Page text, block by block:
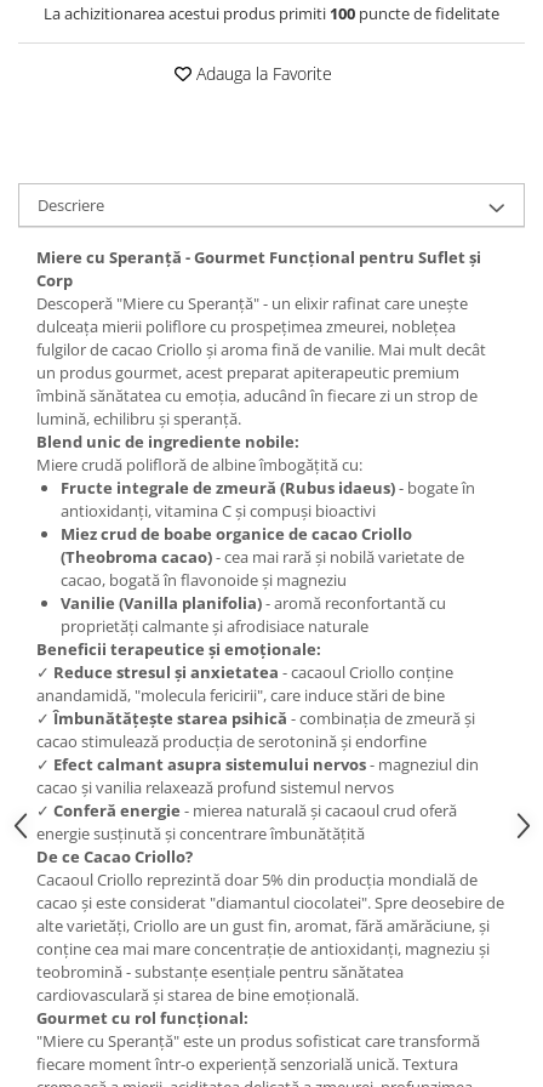
La achizitionarea acestui produs primiti 100 puncte de fidelitate
Adauga la Favorite
Descriere
Miere cu Speranță - Gourmet Funcțional pentru Suflet și
Corp
Descoperă "Miere cu Speranță" - un elixir rafinat care unește
dulceața mierii poliflore cu prospețimea zmeurei, noblețea
fulgilor de cacao Criollo și aroma fină de vanilie. Mai mult decât
un produs gourmet, acest preparat apiterapeutic premium
îmbină sănătatea cu emoția, aducând în fiecare zi un strop de
lumină, echilibru și speranță.
Blend unic de ingrediente nobile:
Miere crudă polifloră de albine îmbogățită cu:
Fructe integrale de zmeură (Rubus idaeus)- bogate în
antioxidanți, vitamina C și compuși bioactivi
Miez crud de boabe organice de cacao Criollo
(Theobroma cacao)- cea mai rară și nobilă varietate de
cacao, bogată în flavonoide și magneziu
Vanilie (Vanilla planifolia)- aromă reconfortantă cu
proprietăți calmante și afrodisiace naturale
Beneficii terapeutice și emoționale:
✓ Reduce stresul și anxietatea - cacaoul Criollo conține
anandamidă, "molecula fericirii", care induce stări de bine
✓Îmbunătățește starea psihică - combinația de zmeură și
cacao stimulează producția de serotonină și endorfine
✓ Efect calmant asupra sistemului nervos- magneziul din
cacao și vanilia relaxează profund sistemul nervos
✓ Conferă energie - mierea naturală și cacaoul crud oferă
energie susținută și concentrare îmbunătățită
De ce Cacao Criollo?
Cacaoul Criollo reprezintă doar 5% din producția mondială de
cacao și este considerat "diamantul ciocolatei". Spre deosebire de
alte varietăți, Criollo are un gust fin, aromat, fără amărăciune, și
conține cea mai mare concentrație de antioxidanți, magneziu și
teobromină - substanțe esențiale pentru sănătatea
cardiovasculară și starea de bine emoțională.
Gourmet cu rol funcțional:
"Miere cu Speranță" este un produs sofisticat care transformă
fiecare moment într-o experiență senzorială unică. Textura